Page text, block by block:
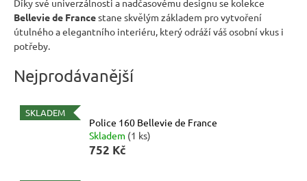
Bellevie de Francestane skvělým základem pro vytvoření
útulného a elegantního interiéru, který odráží váš osobní vkus i
potřeby.
Nejprodávanější
SKLADEM
Police 160 Bellevie de France
Skladem (1 ks)
752 Kč
D